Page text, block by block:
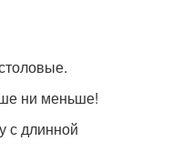
ни меньше!
с длинной